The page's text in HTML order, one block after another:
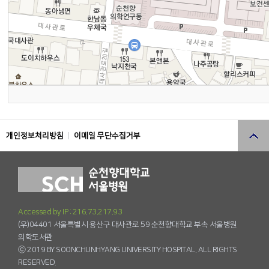
개인정보처리방침 이메일 무단수집거부
Accessed by IP : 216.73.217.93
(우)04401 서울특별시 용산구 대사관로 59 순천향대학교 부속 서울병원
의학도서관
ⓒ 2019 BY SOONCHUNHYANG UNIVERSITY HOSPITAL. ALL RIGHTS
RESERVED.